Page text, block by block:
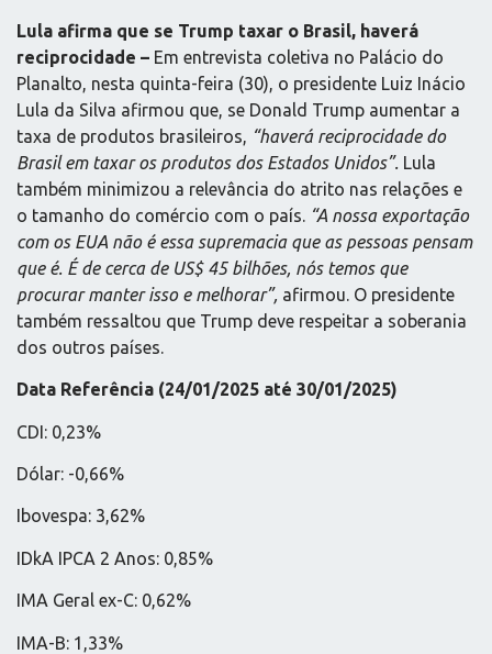
Lula afirma que se Trump taxar o Brasil, haverá
reciprocidade – Em entrevista coletiva no Palácio do
Planalto, nesta quinta-feira (30), o presidente Luiz Inácio
Lula da Silva afirmou que, se Donald Trump aumentar a
taxa de produtos brasileiros, “haverá reciprocidade do
Brasil em taxar os produtos dos Estados Unidos”. Lula
também minimizou a relevância do atrito nas relações e
o tamanho do comércio com o país. “A nossa exportação
com os EUA não é essa supremacia que as pessoas pensam
que é. É de cerca de US$ 45 bilhões, nós temos que
procurar manter isso e melhorar”, afirmou. O presidente
também ressaltou que Trump deve respeitar a soberania
dos outros países.
Data Referência (24/01/2025 até 30/01/2025)
CDI: 0,23%
Dólar: -0,66%
Ibovespa: 3,62%
IDkA IPCA 2 Anos: 0,85%
IMA Geral ex-C: 0,62%
IMA-B: 1,33%